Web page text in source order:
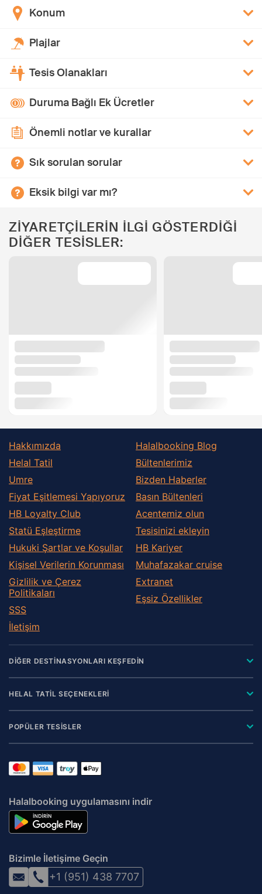
Konum
Plajlar
Tesis Olanakları
Duruma Bağlı Ek Ücretler
Önemli notlar ve kurallar
Sık sorulan sorular
Eksik bilgi var mı?
ZİYARETÇİLERİN İLGİ GÖSTERDİĞİ
DİĞER TESİSLER:
Hakkımızda
Helal Tatil
Umre
Fiyat Eşitlemesi Yapıyoruz
HB Loyalty Club
Statü Eşleştirme
Hukuki Şartlar ve Koşullar
Kişisel Verilerin Korunması
Gizlilik ve Çerez
Politikaları
SSS
İletişim
Halalbooking Blog
Bültenlerimiz
Bizden Haberler
Basın Bültenleri
Acentemiz olun
Tesisinizi ekleyin
HB Kariyer
Muhafazakar сruise
Extranet
Eşsiz Özellikler
DİĞER DESTİNASYONLARI KEŞFEDİN
HELAL TATİL SEÇENEKLERİ
POPÜLER TESİSLER
Halalbooking uygulamasını indir
Bizimle İletişime Geçin
+1 (951) 438 7707